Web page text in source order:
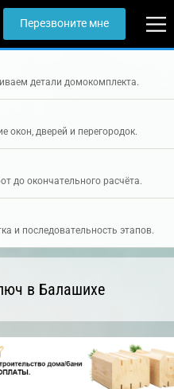
Перезвоните мне
детали домокомплекта.
окон, дверей и перегородок.
до окончательного расчёта.
и последовательность этапов.
в Балашихе